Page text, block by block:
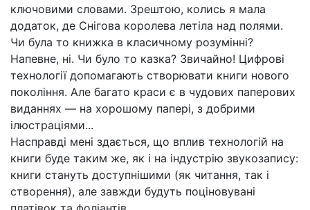
ключовими словами. Зрештою, колись я мала
додаток, де Снігова королева летіла над полями.
Чи була то книжка в класичному розумінні?
Напевне, ні. Чи було то казка? Звичайно! Цифрові
технології допомагають створювати книги нового
покоління. Але багато краси є в чудових паперових
виданнях — на хорошому папері, з добрими
ілюстраціями...
Насправді мені здається, що вплив технологій на
книги буде таким же, як і на індустрію звукозапису:
книги стануть доступнішими (як читання, так і
створення), але завжди будуть поціновувані